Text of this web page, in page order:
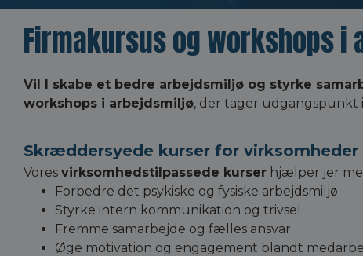
Firmakursus og workshops i
Vil I skabe et bedre arbejdsmiljø og styrke
workshops i arbejdsmiljø, der tager udgangspunkt
Skræddersyede kurser for
Vores virksomhedstilpassede kurser hjælper jer
Forbedre det psykiske og fysiske arbejdsmiljø
Styrke intern kommunikation og trivsel
Fremme samarbejde og fælles ansvar
Øge motivation og engagement blandt